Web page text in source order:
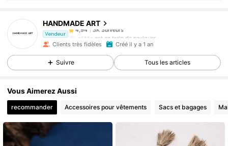
HANDMADE ART
Vendeur
4,94
3K Suiveurs
n***e est en train de naviguer
4,94
3K Suiveurs
3K Suiveurs
Clients très fidèles Créé il y a 1 an
Suivre Tous les articles
Vous Aimerez Aussi
recommander Accessoires pour vêtements Sacs et bagages